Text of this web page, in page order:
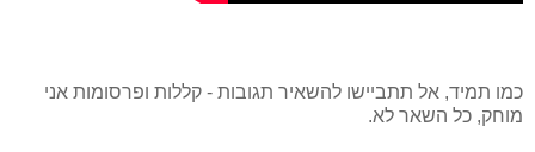
כמו תמיד, אל תתביישו להשאיר תגובות - קללות ופרסומות אני
מוחק, כל השאר לא.